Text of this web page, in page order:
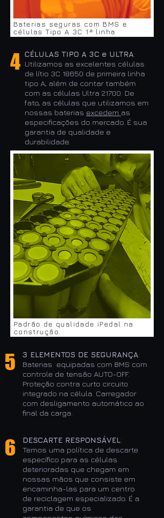
Baterias seguras com BMS e
células Tipo A 3C 1ª linha
4 CÉLULAS TIPO A 3C e ULTRA:
Utilizamos as excelentes células
de lítio 3C 18650 de primeira linha
tipo A, além de contar também
com as células Ultra 21700. De
fato, as células que utilizamos em
nossas baterias excedem as
especificações do mercado. É sua
garantia de qualidade e
durabilidade.
Padrão de qualidade iPedal na
construção.
5 3 ELEMENTOS DE SEGURANÇA:
Baterias equipadas com BMS com
controle de tensão AUTO-OFF.
Proteção contra curto circuito
integrado na célula. Carregador
com desligamento automático ao
final da carga.
6 DESCARTE RESPONSÁVEL:
Temos uma política de descarte
específico para as células
deterioradas que chegam em
nossas mãos que consiste em
encaminha-las para um centro
de reciclagem especializado. É a
garantia de que os